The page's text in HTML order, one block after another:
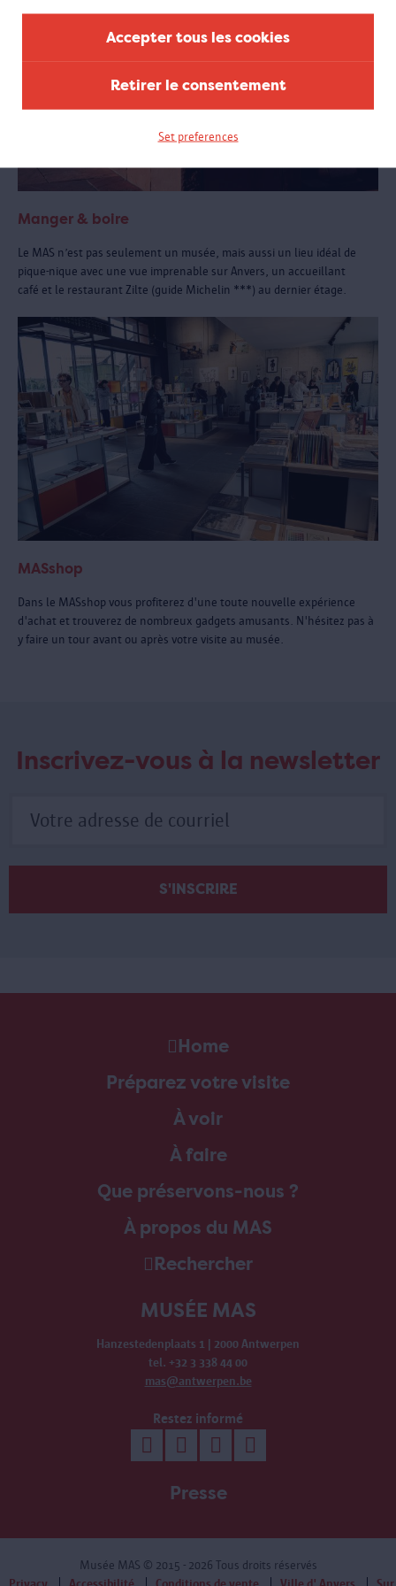
Accepter tous les cookies
Retirer le consentement
Set preferences
Manger & boire
Le MAS n’est pas seulement un musée, mais aussi un lieu idéal de
pique-nique avec une vue imprenable sur Anvers, un accueillant
café et le restaurant Zilte (guide Michelin ***) au dernier étage.
MASshop
Dans le MASshop vous profiterez d'une toute nouvelle expérience
d'achat et trouverez de nombreux gadgets amusants. N'hésitez pas à
y faire un tour avant ou après votre visite au musée.
Inscrivez-vous à la newsletter
Home
Préparez votre visite
À voir
À faire
Que préservons-nous ?
À propos du MAS
Rechercher
MUSÉE MAS
Hanzestedenplaats 1 | 2000 Antwerpen
tel. +32 3 338 44 00
mas@antwerpen.be
Restez informé
Presse
Musée MAS © 2015 - 2026 Tous droits réservés